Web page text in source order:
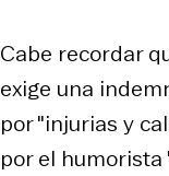
Cabe recordar
exige una
por "injurias y
por el